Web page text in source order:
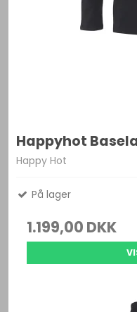
Happyhot
Happy Hot
På lager
1.199,00 DKK